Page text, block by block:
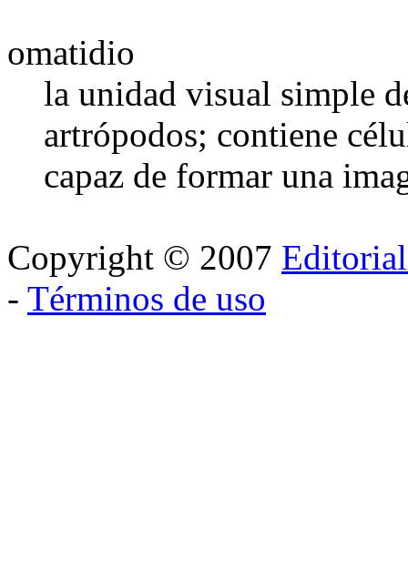
omatidio
la unidad visual simple
artrópodos; contiene
capaz de formar una
Copyright © 2007
- Términos de uso